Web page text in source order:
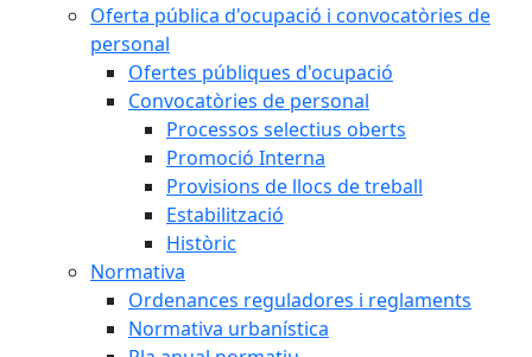
Oferta pública d'ocupació i convocatòries de
personal
Ofertes públiques d'ocupació
Convocatòries de personal
Processos selectius oberts
Promoció Interna
Provisions de llocs de treball
Estabilització
Històric
Normativa
Ordenances reguladores i reglaments
Normativa urbanística